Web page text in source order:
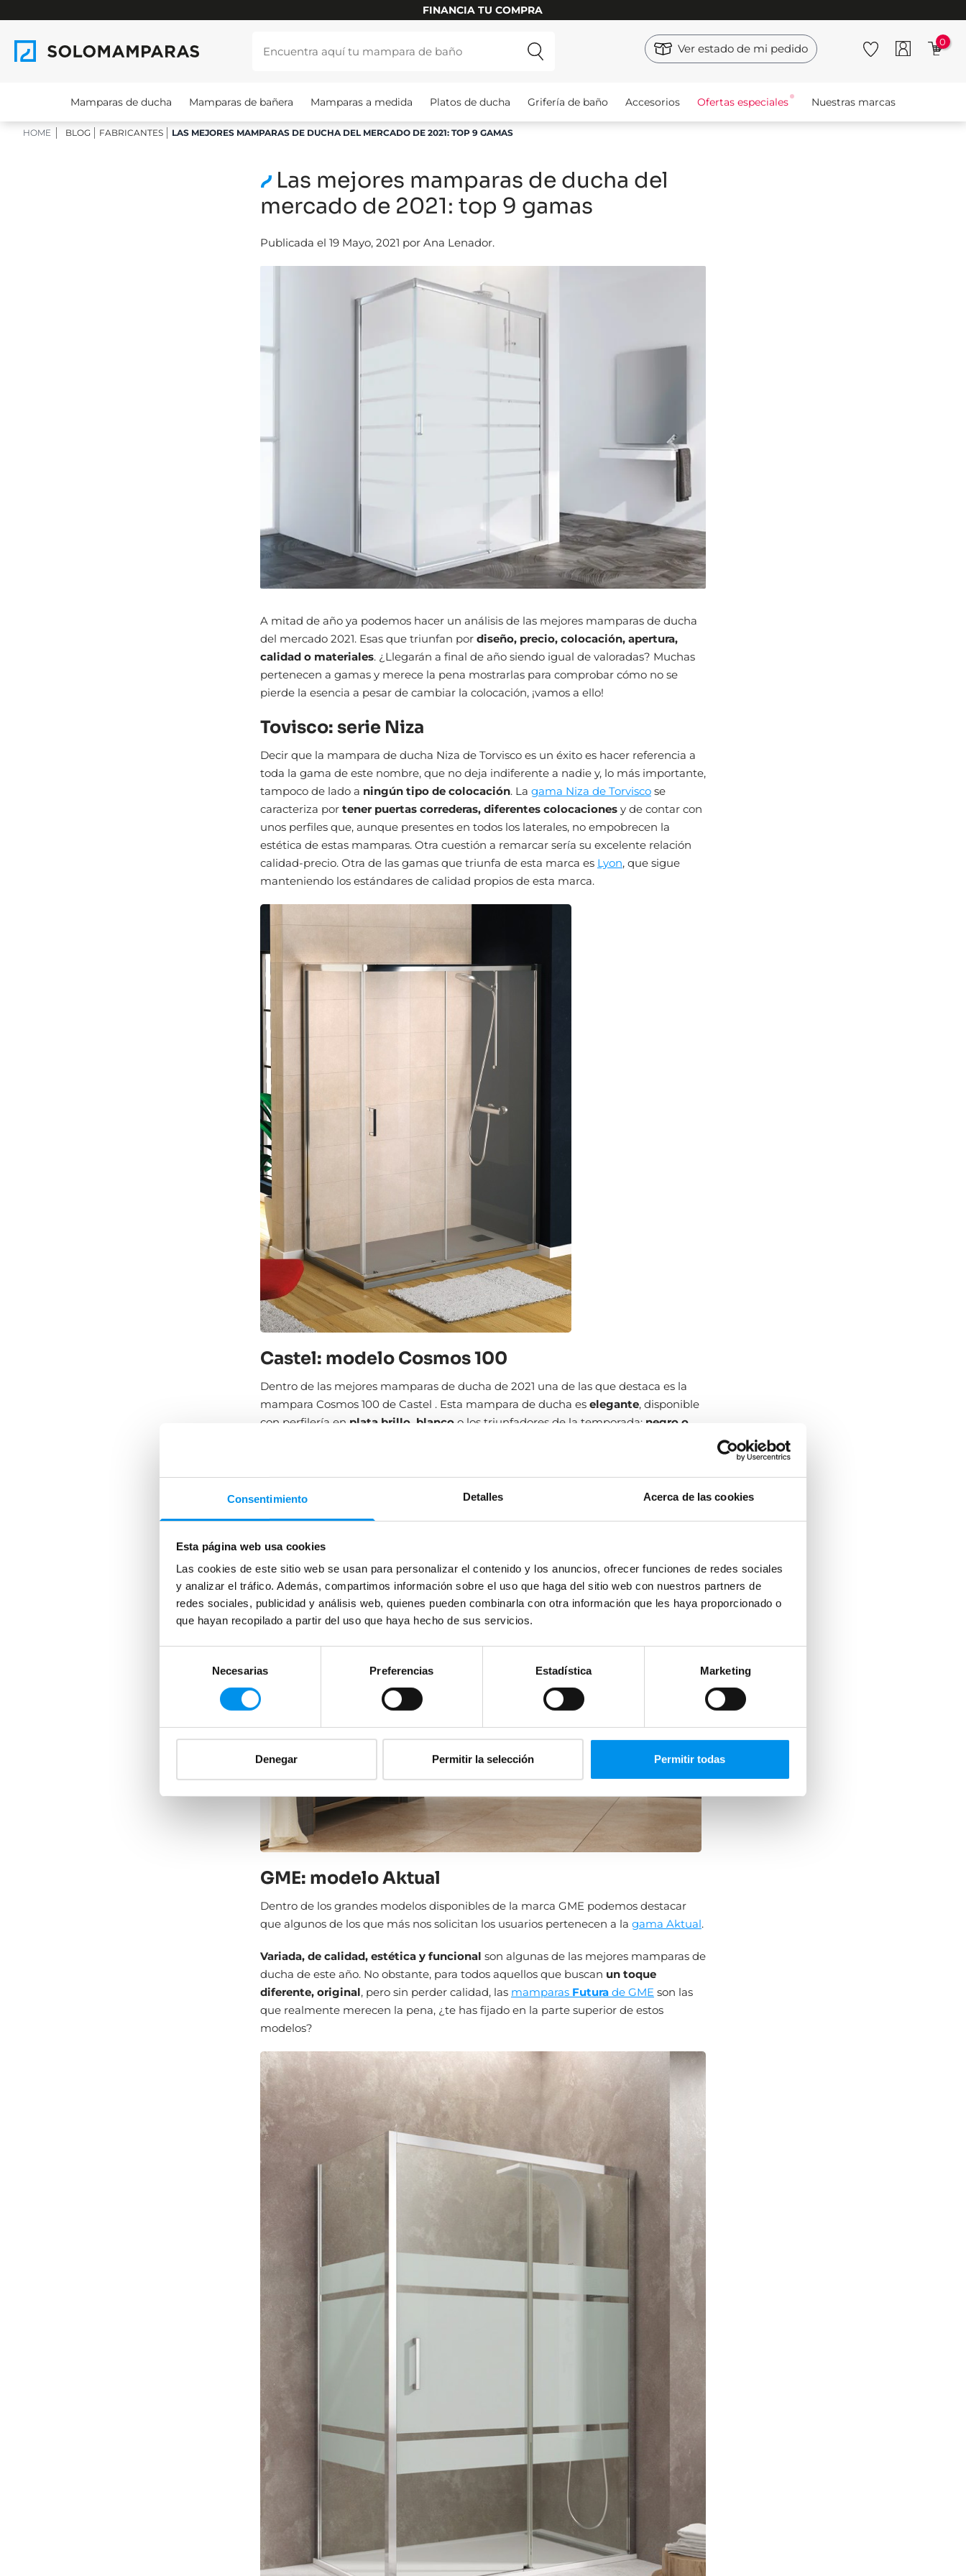
Consentimiento Detalles Acerca de las cookies
Esta página web usa cookies
Las cookies de este sitio web se usan para personalizar el contenido y los anuncios, ofrecer funciones de redes sociales
y analizar el tráfico. Además, compartimos información sobre el uso que haga del sitio web con nuestros partners de
redes sociales, publicidad y análisis web, quienes pueden combinarla con otra información que les haya proporcionado o
que hayan recopilado a partir del uso que haya hecho de sus servicios.
consentimiento
Necesarias Preferencias Estadística Marketing
Denegar Permitir la selección Permitir todas
INSTALAMOS TU MAMPARA
Ver estado de mi pedido 0
Mamparas de ducha Mamparas de bañera Mamparas a medida Platos de ducha Grifería de baño Accesorios Ofertas especiales Nuestras marcas
HOME BLOG FABRICANTES LAS MEJORES MAMPARAS DE DUCHA DEL MERCADO DE 2021: TOP 9 GAMAS
Las mejores mamparas de ducha del
mercado de 2021: top 9 gamas
Publicada el 19 Mayo, 2021 por Ana Lenador.
A mitad de año ya podemos hacer un análisis de las mejores mamparas de ducha
del mercado 2021. Esas que triunfan por diseño, precio, colocación, apertura,
calidad o materiales. ¿Llegarán a final de año siendo igual de valoradas? Muchas
pertenecen a gamas y merece la pena mostrarlas para comprobar cómo no se
pierde la esencia a pesar de cambiar la colocación, ¡vamos a ello!
Tovisco: serie Niza
Decir que la mampara de ducha Niza de Torvisco es un éxito es hacer referencia a
toda la gama de este nombre, que no deja indiferente a nadie y, lo más importante,
tampoco de lado a ningún tipo de colocación. La gama Niza de Torvisco se
caracteriza por tener puertas correderas, diferentes colocaciones y de contar con
unos perfiles que, aunque presentes en todos los laterales, no empobrecen la
estética de estas mamparas. Otra cuestión a remarcar sería su excelente relación
calidad-precio. Otra de las gamas que triunfa de esta marca es Lyon, que sigue
manteniendo los estándares de calidad propios de esta marca.
Castel: modelo Cosmos 100
Dentro de las mejores mamparas de ducha de 2021 una de las que destaca es la
mampara Cosmos 100 de Castel . Esta mampara de ducha es elegante, disponible
con perfilería en plata brillo, blanco o los triunfadores de la temporada: negro o
estanqueidad y su tratamientoanticalincluido hacen que sea una de las
mamparas más deseadas este año y ¡estamos seguros que también para los
GME: modelo Aktual
Dentro de los grandes modelos disponibles de la marca GME podemos destacar
que algunos de los que más nos solicitan los usuarios pertenecen a la gama Aktual.
Variada, de calidad, estética y funcional son algunas de las mejores mamparas de
ducha de este año. No obstante, para todos aquellos que buscan un toque
diferente, original, pero sin perder calidad, las mamparas Futura de GME son las
que realmente merecen la pena, ¿te has fijado en la parte superior de estos
modelos?